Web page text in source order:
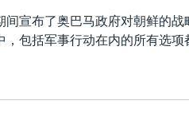
宣布了奥巴马政府对朝鲜的
包括军事行动在内的所有选项